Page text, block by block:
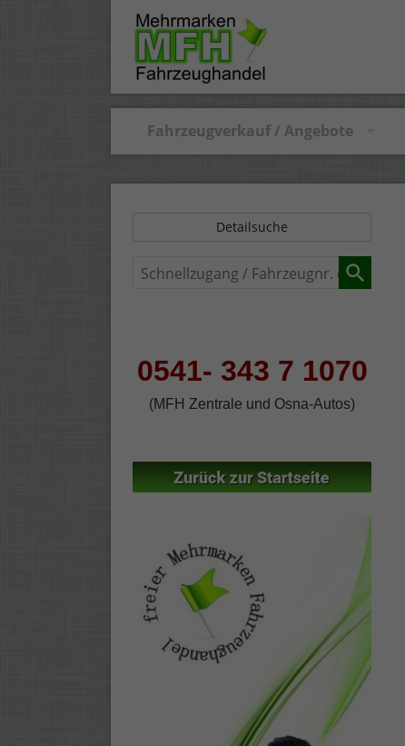
Fahrzeugverkauf / Angebote
Detailsuche
Schnellzugang
0541- 343 7 1070
(MFH Zentrale und Osna-Autos)